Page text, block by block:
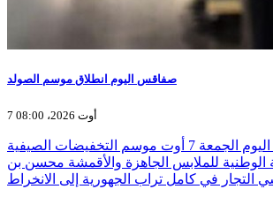
صفاقس اليوم انطلاق موسم الصولد
7 أوت 2026، 08:00
ينطلق بداية من اليوم الجمعة 7 أوت موسم التخفيضات الصيفية
الوطنية للملابس الجاهزة والأقمشة محسن بن